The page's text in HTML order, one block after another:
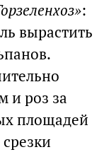
:
вырастить
и роз за
площадей